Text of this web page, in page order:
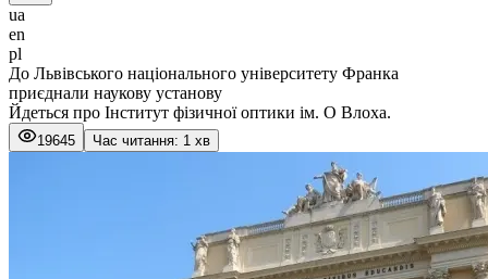
ua
en
pl
До Львівського національного університету Франка
приєднали наукову установу
Йдеться про Інститут фізичної оптики ім. О Влоха.
19645 Час читання: 1 хв